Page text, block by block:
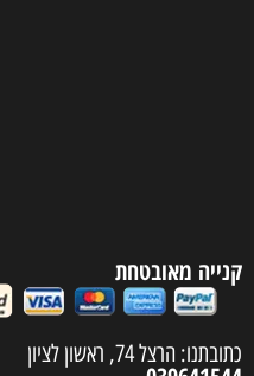
קנייה מאובטחת
כתובתנו: הרצל 74, ראשון לציון